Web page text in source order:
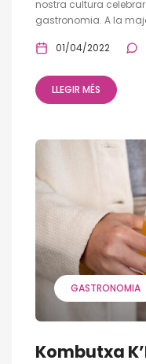
nostra cultura
gastronomia. A la
01/04/2022
LLEGIR MÉS
GASTRONOMIA
Kombutxa